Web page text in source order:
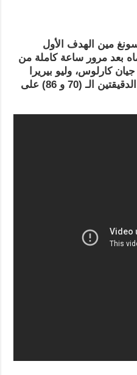
مين الهدف الأول
بعد مرور ساعة كاملة من
جيان كارلوس، وليو بيريرا
بتسجيل الهدفين الآخرين في الدقيقتين الـ (70 و 86) على